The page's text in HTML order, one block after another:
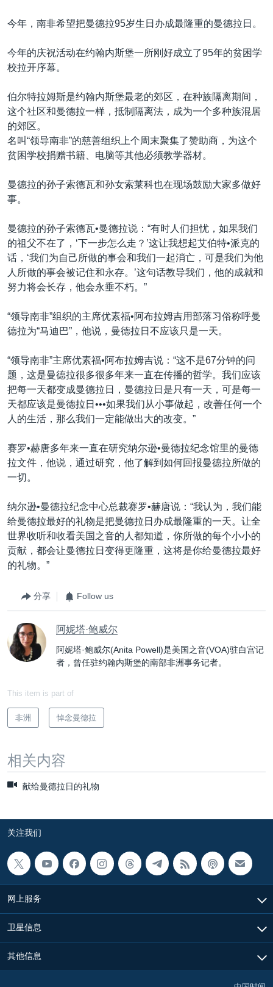
今年，南非希望把曼德拉95岁生日办成最隆重的曼德拉日。
今年的庆祝活动在约翰内斯堡一所刚好成立了95年的贫困学
校拉开序幕。
伯尔特拉姆斯是约翰内斯堡最老的郊区，在种族隔离期间，
这个社区和曼德拉一样，抵制隔离法，成为一个多种族混居
的郊区。
名叫“领导南非”的慈善组织上个周末聚集了赞助商，为这个
贫困学校捐赠书籍、电脑等其他必须教学器材。
曼德拉的孙子索德瓦和孙女索莱科也在现场鼓励大家多做好
事。
曼德拉的孙子索德瓦•曼德拉说：“有时人们担忧，如果我们
的祖父不在了，‘下一步怎么走？’这让我想起艾伯特•派克的
话，‘我们为自己所做的事会和我们一起消亡，可是我们为他
人所做的事会被记住和永存。’这句话教导我们，他的成就和
努力将会长存，他会永垂不朽。”
“领导南非”组织的主席优素福•阿布拉姆吉用部落习俗称呼曼
德拉为“马迪巴”，他说，曼德拉日不应该只是一天。
“领导南非”主席优素福•阿布拉姆吉说：“这不是67分钟的问
题，这是曼德拉很多很多年来一直在传播的哲学。我们应该
把每一天都变成曼德拉日，曼德拉日是只有一天，可是每一
天都应该是曼德拉日•••如果我们从小事做起，改善任何一个
人的生活，那么我们一定能做出大的改变。”
赛罗•赫唐多年来一直在研究纳尔逊•曼德拉纪念馆里的曼德
拉文件，他说，通过研究，他了解到如何回报曼德拉所做的
一切。
纳尔逊•曼德拉纪念中心总裁赛罗•赫唐说：“我认为，我们能
给曼德拉最好的礼物是把曼德拉日办成最隆重的一天。让全
世界收听和收看美国之音的人都知道，你所做的每个小小的
贡献，都会让曼德拉日变得更隆重，这将是你给曼德拉最好
的礼物。”
分享 Follow us
阿妮塔·鲍威尔
阿妮塔·鲍威尔(Anita Powell)是美国之音(VOA)驻白宫记
者，曾任驻约翰内斯堡的南部非洲事务记者。
This item is part of
非洲 悼念曼德拉
相关内容
献给曼德拉日的礼物
关注我们
网上服务
卫星信息
其他信息